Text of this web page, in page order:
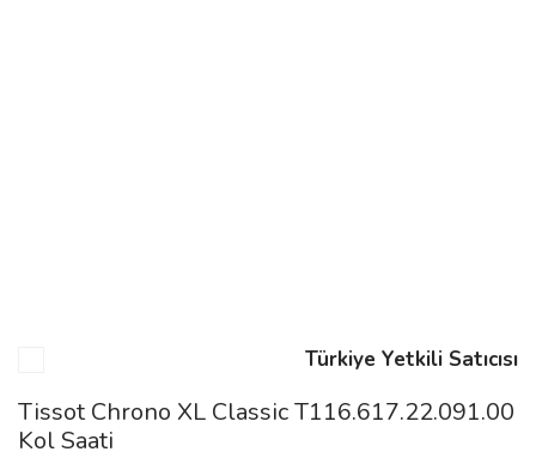
Türkiye Yetkili Satıcısı
Tissot Chrono XL Classic T116.617.22.091.00
Kol Saati